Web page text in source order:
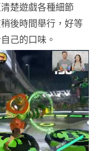
楚遊戲各種細節
後時間舉行，好等
己的口味。